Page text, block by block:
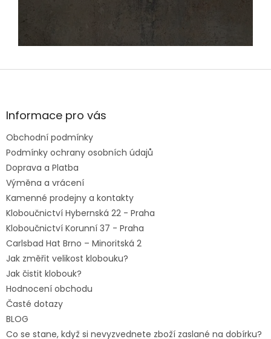
Z
aInformace pro vás
Obchodní podmínky
Podmínky ochrany osobních údajů
Doprava a Platba
Výměna a vrácení
Kamenné prodejny a kontakty
Kloboučnictví Hybernská 22 - Praha
Kloboučnictví Korunní 37 - Praha
Carlsbad Hat Brno – Minoritská 2
Jak změřit velikost klobouku?
Jak čistit klobouk?
Hodnocení obchodu
Časté dotazy
BLOG
Co se stane, když si nevyzvednete zboží zaslané na dobírku?